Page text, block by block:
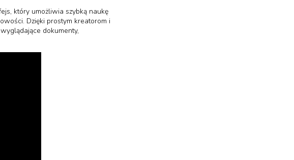
który umożliwia szybką naukę
Dzięki prostym kreatorom i
dokumenty,